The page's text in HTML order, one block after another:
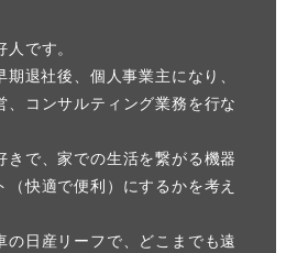
です。
退社後、個人事業主になり、
、コンサルティング業務を行な
きで、家での生活を繋がる機器
（快適で便利）にするかを考え
の日産リーフで、どこまでも遠